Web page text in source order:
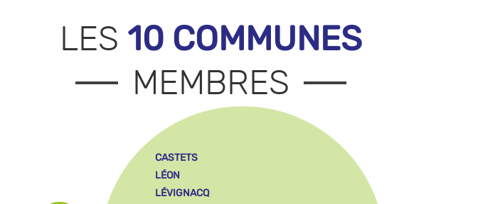
LES 10 COMMUNES
MEMBRES
CASTETS
LÉON
LÉVIGNACQ